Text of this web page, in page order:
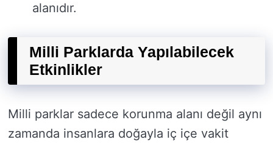
alanıdır.
Milli Parklarda Yapılabilecek
Etkinlikler
Milli parklar sadece korunma alanı değil aynı
zamanda insanlara doğayla iç içe vakit